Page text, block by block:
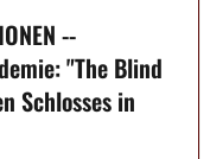
--
"The Blind
Schlosses in